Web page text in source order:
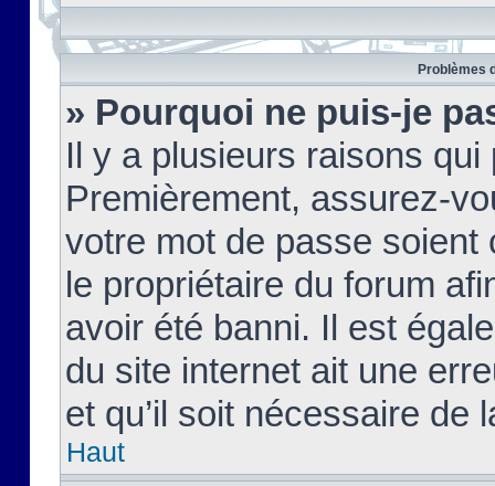
Problèmes
» Pourquoi ne puis-je
Il y a plusieurs raisons
Premièrement, assurez-
votre mot de passe soient
le propriétaire du forum
avoir été banni. Il est
du site internet ait une
et qu’il soit nécessaire de
Haut